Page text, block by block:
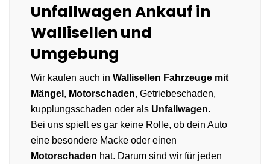
Unfallwagen Ankauf in
Wallisellen und
Umgebung
Wir kaufen auch in Wallisellen Fahrzeuge mit
Mängel , Motorschaden, Getriebeschaden,
kupplungsschaden oder als Unfallwagen.
Bei uns spielt es gar keine Rolle, ob dein Auto
eine besondere Macke oder einen
Motorschaden hat. Darum sind wir für jeden